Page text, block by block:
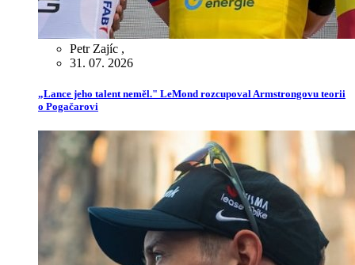
Petr Zajíc ,
31. 07. 2026
„Lance jeho talent neměl." LeMond rozcupoval Armstrongovu teorii
o Pogačarovi